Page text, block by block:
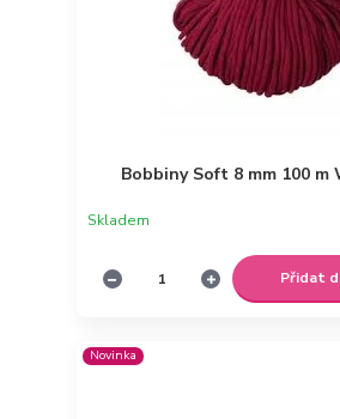
Bobbiny Soft 8 mm 100 m
Skladem
Přidat
Novinka